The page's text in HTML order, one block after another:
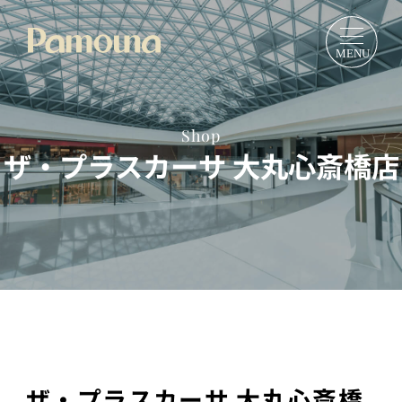
Shop
ザ・プラスカーサ 大丸心斎橋店